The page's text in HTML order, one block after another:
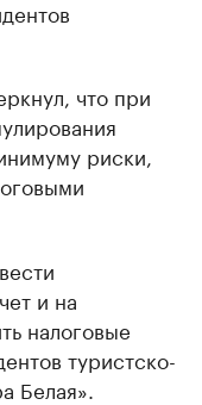
что при
риски,
и на
налоговые
туристско-
Белая».